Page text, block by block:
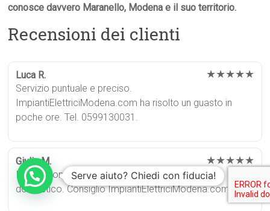
conosce davvero Maranello, Modena e il suo territorio.
Recensioni dei clienti
Luca R. ★★★★★
Servizio puntuale e preciso.
ImpiantiElettriciModena.com ha risolto un guasto in
poche ore. Tel. 0599130031.
Giulia M. ★★★★★
Installazione impeccabile dell’impianto elettrico
domestico. Consiglio ImpiantiElettriciModena.com.
Serve aiuto? Chiedi con fiducia!